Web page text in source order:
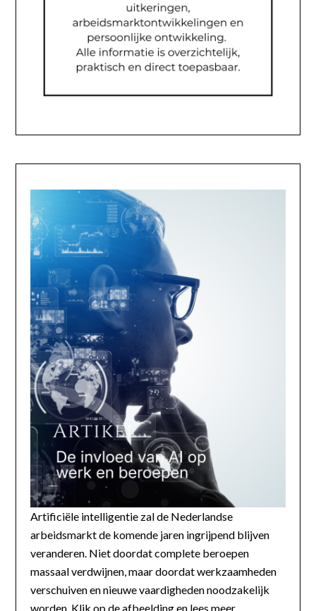
Artificiële intelligentie zal de Nederlandse
arbeidsmarkt de komende jaren ingrijpend blijven
veranderen. Niet doordat complete beroepen
massaal verdwijnen, maar doordat werkzaamheden
verschuiven en nieuwe vaardigheden noodzakelijk
worden. Klik op de afbeelding en lees meer...